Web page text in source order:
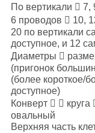
По вертикали  7,
6 проводов  10,
20 по вертикали
доступное, и 12
Диаметры 
(пригонок
(более короткое/
доступное)
Конверт  
овальный
Верхняя часть